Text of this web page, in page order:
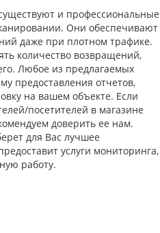
и профессиональные
Они обеспечивают
даже при плотном трафике.
количество возвращений,
Любое из предлагаемых
предоставления отчетов,
на вашем объекте. Если
посетителей в магазине
доверить ее нам.
для Вас лучшее
услуги мониторинга,
работу.